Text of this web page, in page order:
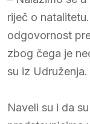
riječ o
odgovornost
zbog čega je
su iz Udruženja.
Naveli su i da